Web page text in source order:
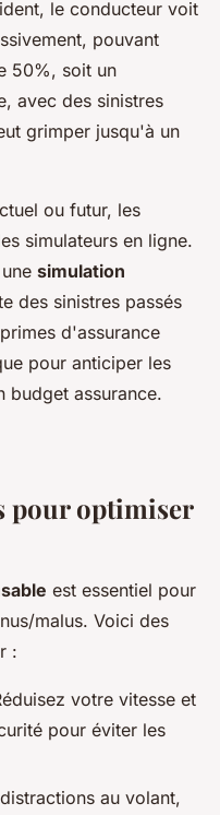
le conducteur voit
pouvant
50%, soit un
avec des sinistres
grimper jusqu'à un
ou futur, les
simulateurs en ligne.
simulation
des sinistres passés
d'assurance
pour anticiper les
budget assurance.
pour optimiser
est essentiel pour
malus. Voici des
:
votre vitesse et
pour éviter les
au volant,